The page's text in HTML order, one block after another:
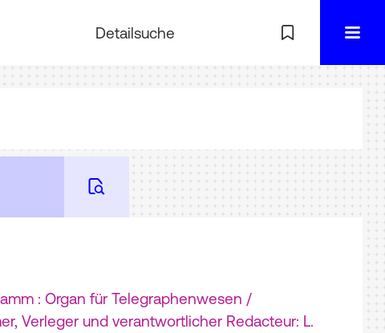
Detailsuche
: Organ für Telegraphenwesen /
Verleger und verantwortlicher Redacteur: L.